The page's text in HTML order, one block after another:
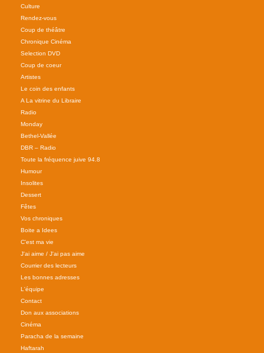
Culture
Rendez-vous
Coup de théâtre
Chronique Cinéma
Selection DVD
Coup de coeur
Artistes
Le coin des enfants
A La vitrine du Libraire
Radio
Monday
Bethel-Vallée
DBR – Radio
Toute la fréquence juive 94.8
Humour
Insolites
Dessert
Fêtes
Vos chroniques
Boite a Idees
C'est ma vie
J'ai aime / J'ai pas aime
Courrier des lecteurs
Les bonnes adresses
L'équipe
Contact
Don aux associations
Cinéma
Paracha de la semaine
Haftarah